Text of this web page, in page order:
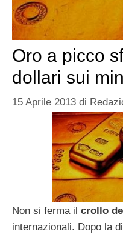
Oro a picco
dollari sui
15 Aprile 2013 di
Non si ferma il crollo
internazionali. Dopo la